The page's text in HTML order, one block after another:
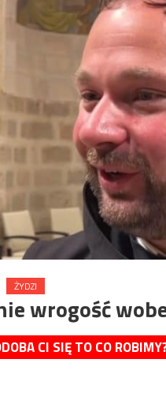
ŻYDZI
wrogość
CI SIĘ TO CO